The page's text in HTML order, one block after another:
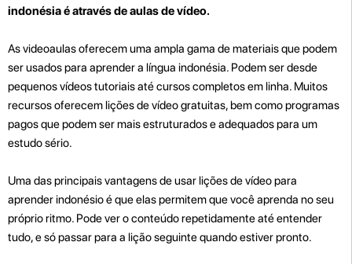
indonésia é através de aulas de vídeo.
As videoaulas oferecem uma ampla gama de materiais que podem
ser usados para aprender a língua indonésia. Podem ser desde
pequenos vídeos tutoriais até cursos completos em linha. Muitos
recursos oferecem lições de vídeo gratuitas, bem como programas
pagos que podem ser mais estruturados e adequados para um
estudo sério.
Uma das principais vantagens de usar lições de vídeo para
aprender indonésio é que elas permitem que você aprenda no seu
próprio ritmo. Pode ver o conteúdo repetidamente até entender
tudo, e só passar para a lição seguinte quando estiver pronto.